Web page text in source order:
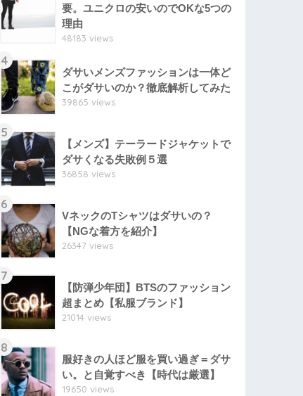
要。ユニクロの安いのでOKな5つの
理由
48183 views
4
ダサいメンズファッションは一体ど
こがダサいのか？徹底解析してみた
39865 views
5
【メンズ】テーラードジャケットで
ダサくなる失敗例５選
36858 views
6
VネックのTシャツはダサいの？
【NGな着方を紹介】
26347 views
7
【防弾少年団】BTSのファッション
超まとめ【私服ブランド】
21014 views
8
服好きの人ほど服を買い過ぎ＝ダサ
い。と自覚すべき【時代は厳選】
19650 views